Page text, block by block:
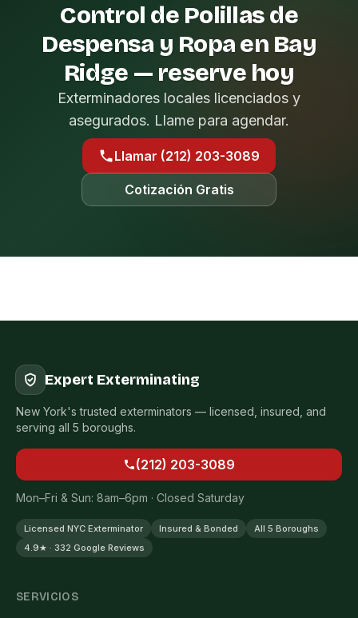
Control de Polillas de
Despensa y Ropa en Bay
Ridge — reserve hoy
Exterminadores locales licenciados y
asegurados. Llame para agendar.
Llamar (212) 203-3089
Cotización Gratis
Expert Exterminating
New York's trusted exterminators — licensed, insured, and
serving all 5 boroughs.
(212) 203-3089
Mon–Fri & Sun: 8am–6pm · Closed Saturday
Licensed NYC Exterminator Insured & Bonded
All 5 Boroughs
4.9★ · 332 Google Reviews
SERVICIOS